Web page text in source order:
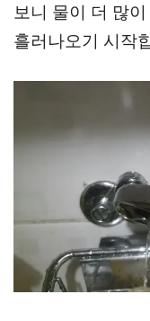
보니 물이 더 많
흘러나오기 시작